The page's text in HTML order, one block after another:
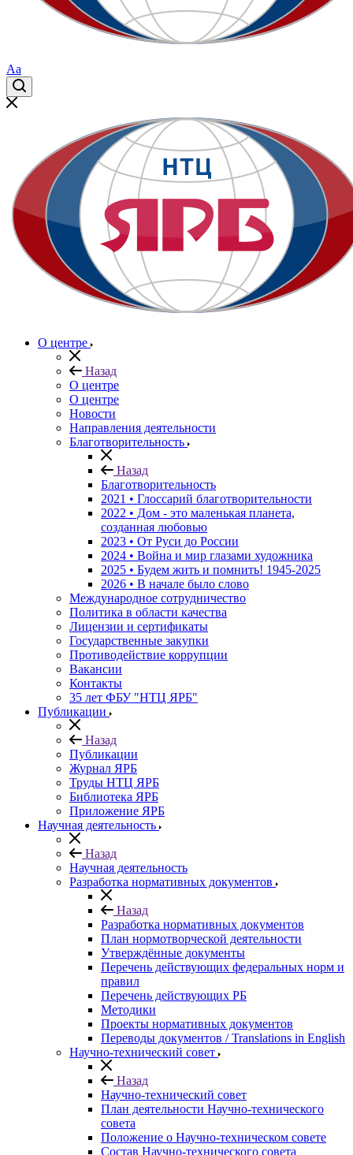
Aa
О центре
Назад
О центре
О центре
Новости
Направления деятельности
Благотворительность
Назад
Благотворительность
2021 • Глоссарий благотворительности
2022 • Дом - это маленькая планета,
созданная любовью
2023 • От Руси до России
2024 • Война и мир глазами художника
2025 • Будем жить и помнить! 1945-2025
2026 • В начале было слово
Международное сотрудничество
Политика в области качества
Лицензии и сертификаты
Государственные закупки
Противодействие коррупции
Вакансии
Контакты
35 лет ФБУ "НТЦ ЯРБ"
Публикации
Назад
Публикации
Журнал ЯРБ
Труды НТЦ ЯРБ
Библиотека ЯРБ
Приложение ЯРБ
Научная деятельность
Назад
Научная деятельность
Разработка нормативных документов
Назад
Разработка нормативных документов
План нормотворческой деятельности
Утверждённые документы
Перечень действующих федеральных норм и
правил
Перечень действующих РБ
Методики
Проекты нормативных документов
Переводы документов / Translations in English
Научно-технический совет
Назад
Научно-технический совет
План деятельности Научно-технического
совета
Положение о Научно-техническом совете
Состав Научно-технического совета